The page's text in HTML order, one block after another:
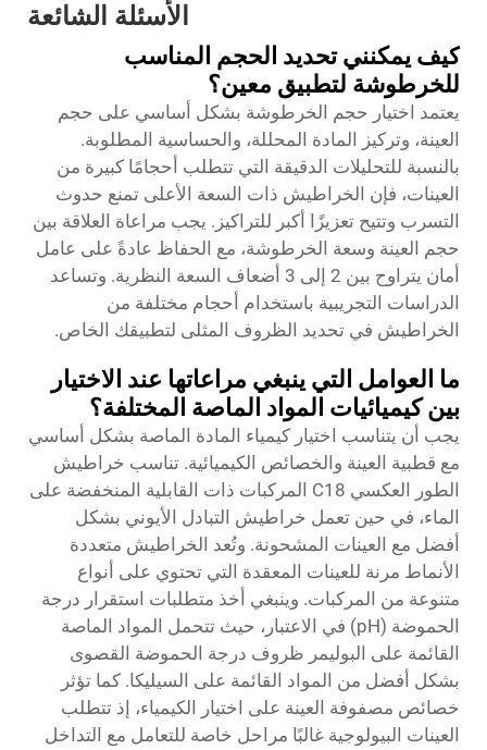
الأسئلة الشائعة
كيف يمكنني تحديد الحجم المناسب
للخرطوشة لتطبيق معين؟
يعتمد اختيار حجم الخرطوشة بشكل أساسي على حجم
العينة، وتركيز المادة المحللة، والحساسية المطلوبة.
بالنسبة للتحليلات الدقيقة التي تتطلب أحجامًا كبيرة من
العينات، فإن الخراطيش ذات السعة الأعلى تمنع حدوث
التسرب وتتيح تعزيزًا أكبر للتراكيز. يجب مراعاة العلاقة بين
حجم العينة وسعة الخرطوشة، مع الحفاظ عادةً على عامل
أمان يتراوح بين 2 إلى 3 أضعاف السعة النظرية. وتساعد
الدراسات التجريبية باستخدام أحجام مختلفة من
الخراطيش في تحديد الظروف المثلى لتطبيقك الخاص.
ما العوامل التي ينبغي مراعاتها عند الاختيار
بين كيميائيات المواد الماصة المختلفة؟
يجب أن يتناسب اختيار كيمياء المادة الماصة بشكل أساسي
مع قطبية العينة والخصائص الكيميائية. تناسب خراطيش
الطور العكسي C18 المركبات ذات القابلية المنخفضة على
الماء، في حين تعمل خراطيش التبادل الأيوني بشكل
أفضل مع العينات المشحونة. وتُعد الخراطيش متعددة
الأنماط مرنة للعينات المعقدة التي تحتوي على أنواع
متنوعة من المركبات. وينبغي أخذ متطلبات استقرار درجة
الحموضة (pH) في الاعتبار، حيث تتحمل المواد الماصة
القائمة على البوليمر ظروف درجة الحموضة القصوى
بشكل أفضل من المواد القائمة على السيليكا. كما تؤثر
خصائص مصفوفة العينة على اختيار الكيمياء، إذ تتطلب
العينات البيولوجية غالبًا مراحل خاصة للتعامل مع التداخل